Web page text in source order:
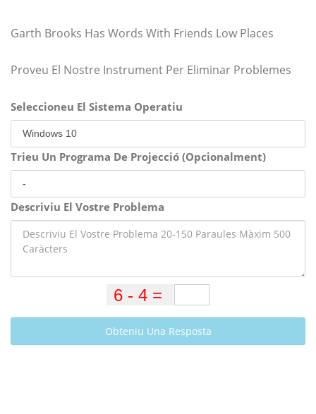
Garth Brooks Has Words With Friends Low Places
Proveu El Nostre Instrument Per Eliminar Problemes
Seleccioneu El Sistema Operatiu
Trieu Un Programa De Projecció (Opcionalment)
Descriviu El Vostre Problema
Obteniu Una Resposta